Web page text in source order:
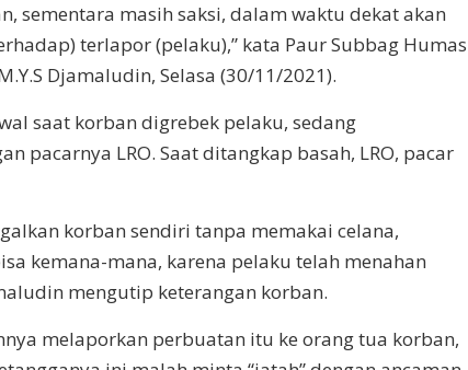
sementara masih saksi, dalam waktu dekat akan
terlapor (pelaku),” kata Paur Subbag Humas
Djamaludin, Selasa (30/11/2021).
saat korban digrebek pelaku, sedang
pacarnya LRO. Saat ditangkap basah, LRO, pacar
korban sendiri tanpa memakai celana,
kemana-mana, karena pelaku telah menahan
mengutip keterangan korban.
melaporkan perbuatan itu ke orang tua korban,